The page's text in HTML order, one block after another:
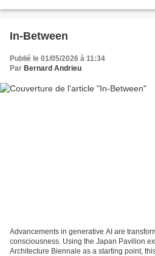
In-Between
Publié le 01/05/2026 à 11:34
Par Bernard Andrieu
Advancements in generative AI are
consciousness. Using the Japan Pavilion
Architecture Biennale as a starting point, this